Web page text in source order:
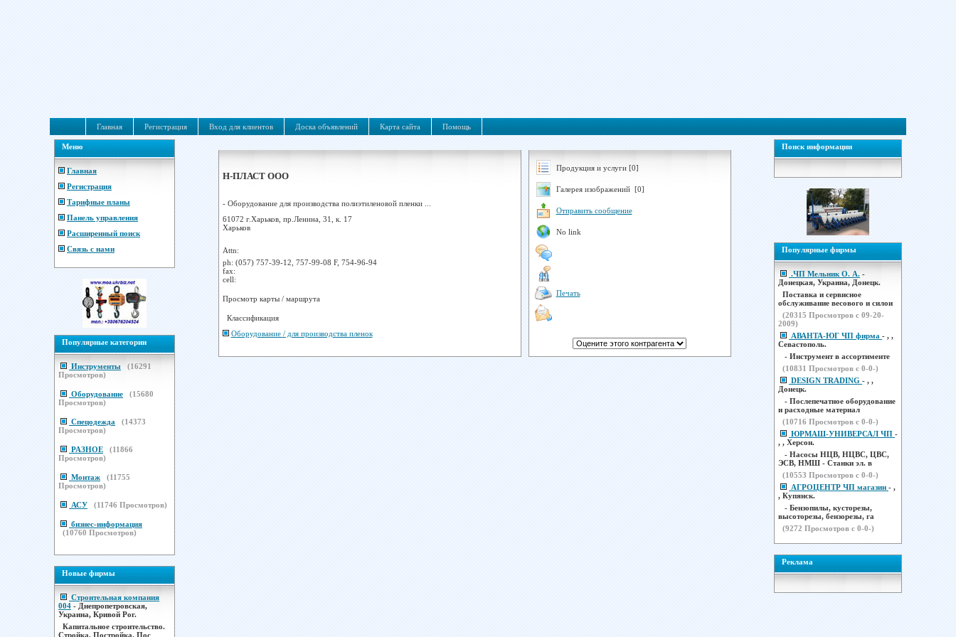
Главная Регистрация Вход для клиентов Доска объявлений Карта сайта Помощь
Меню
Главная
Регистрация
Тарифные планы
Панель управления
Расширенный поиск
Связь с нами
Популярные категории
Инструменты (16291
Просмотров)
Оборудование (15680
Просмотров)
Спецодежда (14373
Просмотров)
РАЗНОЕ (11866
Просмотров)
Монтаж (11755
Просмотров)
АСУ (11746 Просмотров)
бизнес-информация
(10760 Просмотров)
Новые фирмы
Строительная компания
004 - Днепропетровская,
Украина, Кривой Рог.
Капитальное строительство.
Стройка. Постройка. Пос
Н-ПЛАСТ ООО
- Оборудование для производства полиэтиленовой пленки ...
61072 г.Харьков, пр.Ленина, 31, к. 17
Харьков
Attn:
ph: (057) 757-39-12, 757-99-08 F, 754-96-94
fax:
cell:
Просмотр карты / маршрута
Классификация
Оборудование / для производства пленок
Продукция и услуги [0]
Галерея изображений [0]
Отправить сообщение
No link
Печать
Поиск информации
Популярные фирмы
.ЧП Мельник О. А. -
Донецкая, Украина, Донецк.
Поставка и сервисное
обслуживание весового и силои
(20315 Просмотров с 09-20-
2009)
АВАНТА-ЮГ ЧП фирма - , ,
Севастополь.
- Инструмент в ассортименте
(10831 Просмотров с 0-0-)
DESIGN TRADING - , ,
Донецк.
- Послепечатное оборудование
и расходные материал
(10716 Просмотров с 0-0-)
ЮРМАШ-УНИВЕРСАЛ ЧП -
, , Херсон.
- Насосы НЦВ, НЦВС, ЦВС,
ЭСВ, НМШ - Станки эл. в
(10553 Просмотров с 0-0-)
АГРОЦЕНТР ЧП магазин - ,
, Купянск.
- Бензопилы, кусторезы,
высоторезы, бензорезы, га
(9272 Просмотров с 0-0-)
Реклама